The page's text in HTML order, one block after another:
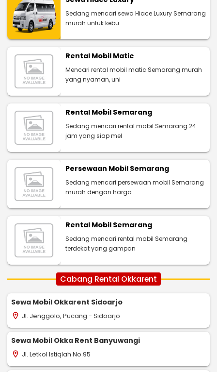
Sedang mencari sewa Hiace Luxury Semarang
murah untuk kebu
Rental Mobil Matic
Mencari rental mobil matic Semarang murah
yang nyaman, uni
Rental Mobil Semarang
Sedang mencari rental mobil Semarang 24
jam yang siap mel
Persewaan Mobil Semarang
Sedang mencari persewaan mobil Semarang
murah dengan harga
Rental Mobil Semarang
Sedang mencari rental mobil Semarang
terdekat yang gampan
Cabang Rental Okkarent
Sewa Mobil Okkarent Sidoarjo
location_on Jl. Jenggolo, Pucang - Sidoarjo
Sewa Mobil Okka Rent Banyuwangi
location_on Jl. Letkol Istiqlah No.95